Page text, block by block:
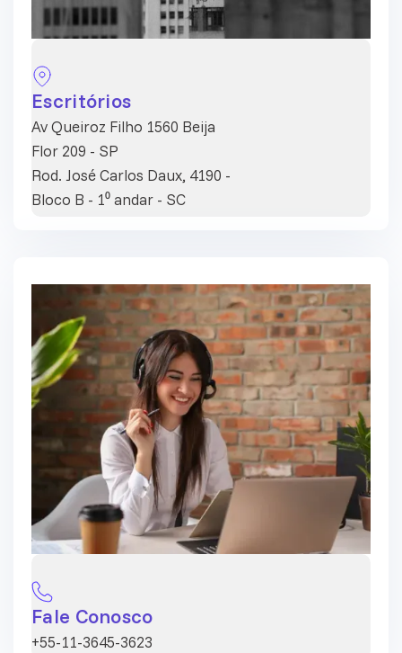
Escritórios
Av Queiroz Filho 1560 Beija
Flor 209 - SP
Rod. José Carlos Daux, 4190 -
Bloco B - 1⁰ andar - SC
Fale Conosco
+55-11-3645-3623